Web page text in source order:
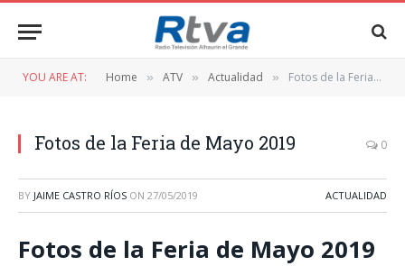
YOU ARE AT: Home » ATV » Actualidad » Fotos de la Feria de Mayo 2019
Fotos de la Feria de Mayo 2019 0
BY JAIME CASTRO RÍOS ON 27/05/2019 ACTUALIDAD
Fotos de la Feria de Mayo 2019